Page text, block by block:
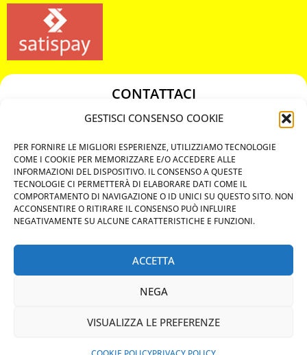
GESTISCI CONSENSO COOKIE
PER FORNIRE LE MIGLIORI ESPERIENZE, UTILIZZIAMO TECNOLOGIE
COME I COOKIE PER MEMORIZZARE E/O ACCEDERE ALLE
INFORMAZIONI DEL DISPOSITIVO. IL CONSENSO A QUESTE
TECNOLOGIE CI PERMETTERÀ DI ELABORARE DATI COME IL
COMPORTAMENTO DI NAVIGAZIONE O ID UNICI SU QUESTO SITO. NON
ACCONSENTIRE O RITIRARE IL CONSENSO PUÒ INFLUIRE
NEGATIVAMENTE SU ALCUNE CARATTERISTICHE E FUNZIONI.
ACCETTA
NEGA
VISUALIZZA LE PREFERENZE
CONTATTACI
349 3863811
chiavicodificate@gmail.com
Privacy Policy
Cookie Policy
MAPS
CHIAMA ORA